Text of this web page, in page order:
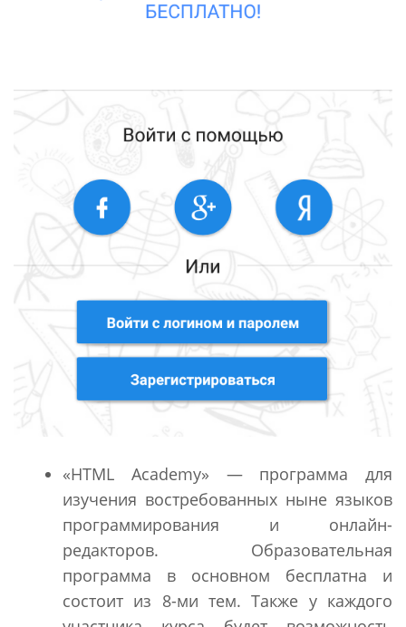
«HTML Academу» — программа для
изучения востребованных ныне языков
программирования и онлайн-
редакторов. Образовательная
программа в основном бесплатна и
состоит из 8-ми тем. Также у каждого